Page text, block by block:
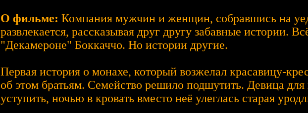
О фильме: Компания мужчин и женщин, собравшись на
развлекается, рассказывая друг другу забавные истории.
"Декамероне" Боккаччо. Но истории другие.
Первая история о монахе, который возжелал красавицу-
об этом братьям. Семейство решило подшутить. Девица для
уступить, ночью в кровать вместо неё улеглась старая